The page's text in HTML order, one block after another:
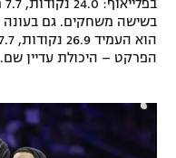
תגיות
המגזין
הפרקט – היכולת עדיין שם.